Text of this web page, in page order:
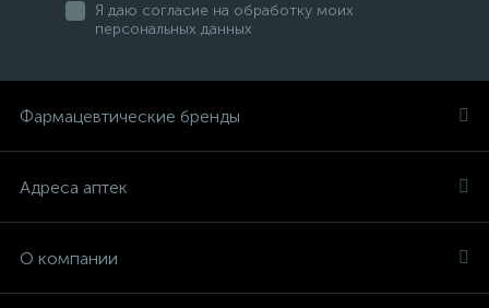
Я даю согласие на обработку моих
персональных данных
Фармацевтические бренды
Адреса аптек
О компании